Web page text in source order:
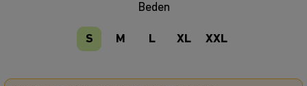
Beden
S M L XL XXL